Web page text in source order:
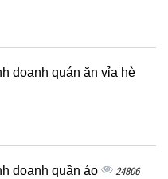
doanh quán ăn vỉa hè
doanh quần áo 24806